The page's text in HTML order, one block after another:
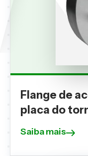
Flange de
placa do
Saiba mais